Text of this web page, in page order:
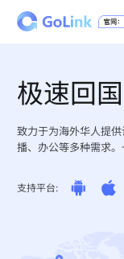
极速回
致力于为海外华人提
播、办公等多种需求。
支持平台: